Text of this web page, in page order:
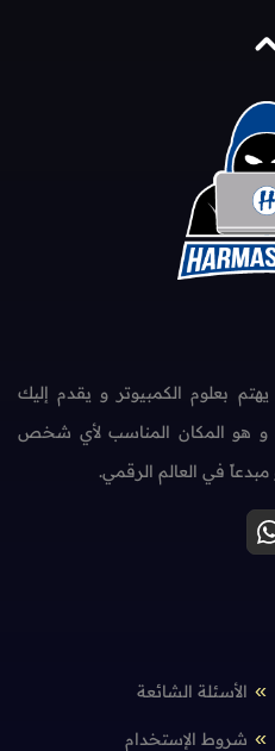
بعلوم الكمبيوتر و يقدم إليك
هو المكان المناسب لأي شخص
في العالم الرقمي.
الأسئلة الشائعة
شروط الإستخدام